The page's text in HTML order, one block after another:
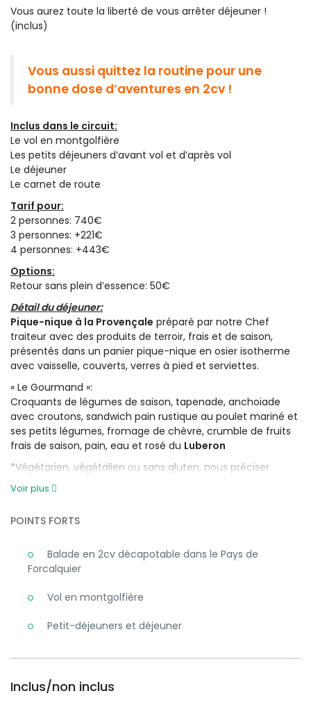
Vous aurez toute la liberté de vous arrêter déjeuner !
(inclus)
Vous aussi quittez la routine pour une
bonne dose d’aventures en 2cv !
Inclus dans le circuit:
Le vol en montgolfière
Les petits déjeuners d’avant vol et d’après vol
Le déjeuner
Le carnet de route
Tarif pour:
2 personnes: 740€
3 personnes: +221€
4 personnes: +443€
Options:
Retour sans plein d’essence: 50€
Détail du déjeuner:
Pique-nique à la Provençale préparé par notre Chef
traiteur avec des produits de terroir, frais et de saison,
présentés dans un panier pique-nique en osier isotherme
avec vaisselle, couverts, verres à pied et serviettes.
« Le Gourmand »:
Croquants de légumes de saison, tapenade, anchoïade
avec croutons, sandwich pain rustique au poulet mariné et
ses petits légumes, fromage de chèvre, crumble de fruits
frais de saison, pain, eau et rosé du Luberon
*Végétarien, végétalien ou sans gluten, nous préciser
Voir plus
POINTS FORTS
Balade en 2cv décapotable dans le Pays de
Forcalquier
Vol en montgolfière
Petit-déjeuners et déjeuner
Inclus/non inclus